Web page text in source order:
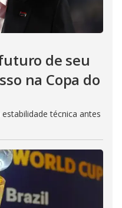
de seu
na Copa do
técnica antes